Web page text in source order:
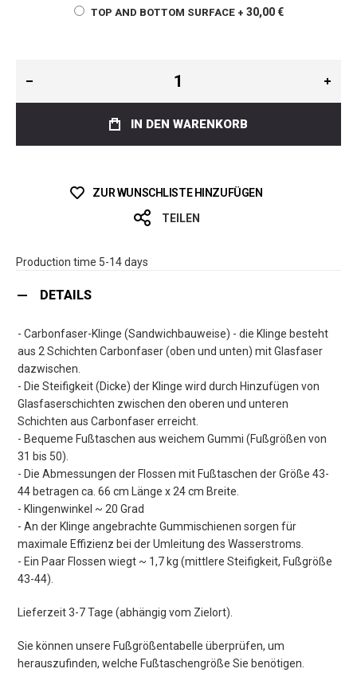
TOP AND BOTTOM SURFACE + 30,00 €
IN DEN WARENKORB
ZUR WUNSCHLISTE HINZUFÜGEN
TEILEN
Production time 5-14 days
DETAILS
- Carbonfaser-Klinge (Sandwichbauweise) - die Klinge besteht
aus 2 Schichten Carbonfaser (oben und unten) mit Glasfaser
dazwischen.
- Die Steifigkeit (Dicke) der Klinge wird durch Hinzufügen von
Glasfaserschichten zwischen den oberen und unteren
Schichten aus Carbonfaser erreicht.
- Bequeme Fußtaschen aus weichem Gummi (Fußgrößen von
31 bis 50).
- Die Abmessungen der Flossen mit Fußtaschen der Größe 43-
44 betragen ca. 66 cm Länge x 24 cm Breite.
- Klingenwinkel ~ 20 Grad
- An der Klinge angebrachte Gummischienen sorgen für
maximale Effizienz bei der Umleitung des Wasserstroms.
- Ein Paar Flossen wiegt ~ 1,7 kg (mittlere Steifigkeit, Fußgröße
43-44).
Lieferzeit 3-7 Tage (abhängig vom Zielort).
Sie können unsere Fußgrößentabelle überprüfen, um
herauszufinden, welche Fußtaschengröße Sie benötigen.